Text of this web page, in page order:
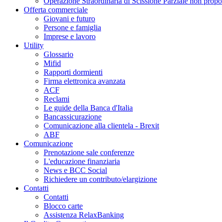
Offerta commerciale
Giovani e futuro
Persone e famiglia
Imprese e lavoro
Utility
Glossario
Mifid
Rapporti dormienti
Firma elettronica avanzata
ACF
Reclami
Le guide della Banca d'Italia
Bancassicurazione
Comunicazione alla clientela - Brexit
ABF
Comunicazione
Prenotazione sale conferenze
L'educazione finanziaria
News e BCC Social
Richiedere un contributo/elargizione
Contatti
Contatti
Blocco carte
Assistenza RelaxBanking